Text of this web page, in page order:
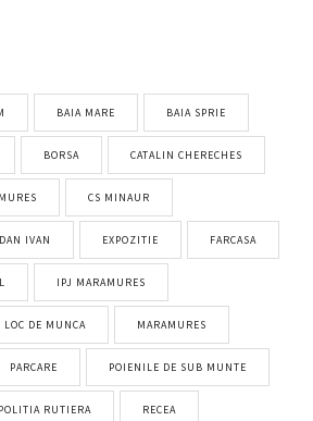
BAIA MARE BAIA SPRIE
BORSA CATALIN CHERECHES
CS MINAUR
DAN IVAN EXPOZITIE FARCASA
IPJ MARAMURES
LOC DE MUNCA MARAMURES
PARCARE POIENILE DE SUB MUNTE
POLITIA RUTIERA RECEA